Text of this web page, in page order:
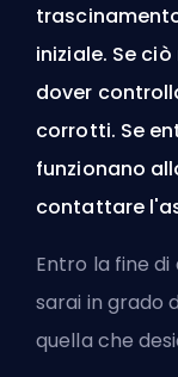
iniziale. Se
dover
corrotti. Se
funzionano
contattare
Entro la fine
sarai in grado
quella che